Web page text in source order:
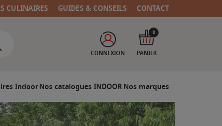
CULINAIRES GUIDES & CONSEILS CONTACT
CONNEXION PANIER
0
IndoorNos catalogues INDOORNos marques